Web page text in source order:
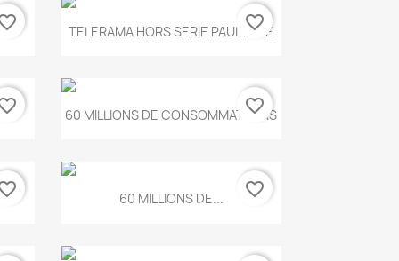
Aperçu rapide
TELERAMA HORS SERIE PAUL KLEE
favorite_border
Aperçu rapide
60 MILLIONS DE CONSOMMATEURS
favorite_border
Aperçu rapide
60 MILLIONS DE... favorite_border